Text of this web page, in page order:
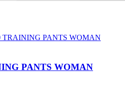
PANTS WOMAN